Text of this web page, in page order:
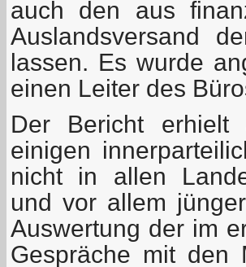
auch den aus
Auslandsversand
lassen. Es wurde
einen Leiter des
Der Bericht erhielt
einigen
nicht in allen
und vor allem
Auswertung der im
Gespräche mit den